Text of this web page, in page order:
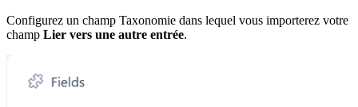
Configurez un champ Taxonomie dans lequel vous importerez votre
champ Lier vers une autre entrée.